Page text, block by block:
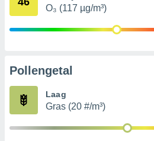
partners
O₃ (117 µg/m³)
Pollengetal
Laag
Gras (20 #/m³)